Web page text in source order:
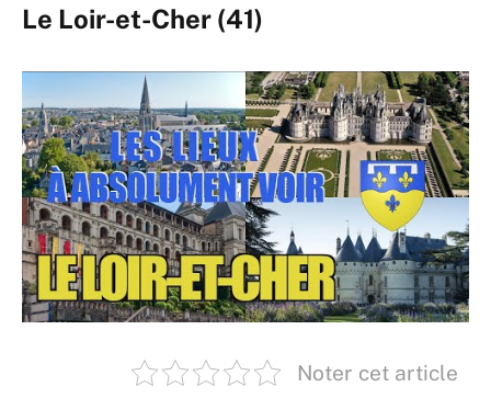
Le Loir-et-Cher (41)
Noter cet article